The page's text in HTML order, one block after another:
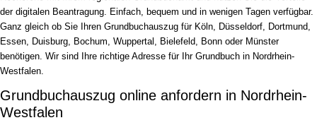
der digitalen Beantragung. Einfach, bequem und in wenigen Tagen verfügbar.
Ganz gleich ob Sie Ihren Grundbuchauszug für Köln, Düsseldorf, Dortmund,
Essen, Duisburg, Bochum, Wuppertal, Bielefeld, Bonn oder Münster
benötigen. Wir sind Ihre richtige Adresse für Ihr Grundbuch in Nordrhein-
Westfalen.
Grundbuchauszug online anfordern in Nordrhein-
Westfalen